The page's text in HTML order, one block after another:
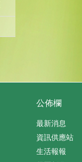
公佈欄
最新消息
資訊供應站
生活報報